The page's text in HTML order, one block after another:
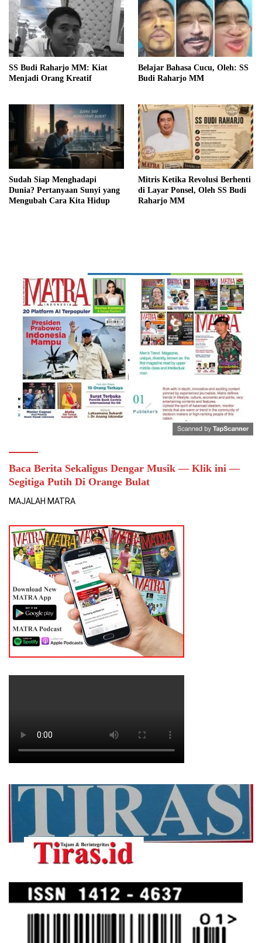
SS Budi Raharjo MM: Kiat
Menjadi Orang Kreatif
Belajar Bahasa Cucu, Oleh: SS
Budi Raharjo MM
Sudah Siap Menghadapi
Dunia? Pertanyaan Sunyi yang
Mengubah Cara Kita Hidup
Mitris Ketika Revolusi Berhenti
di Layar Ponsel, Oleh SS Budi
Raharjo MM
Baca Berita Sekaligus Dengar Musik — Klik ini —
Segitiga Putih Di Orange Bulat
MAJALAH MATRA